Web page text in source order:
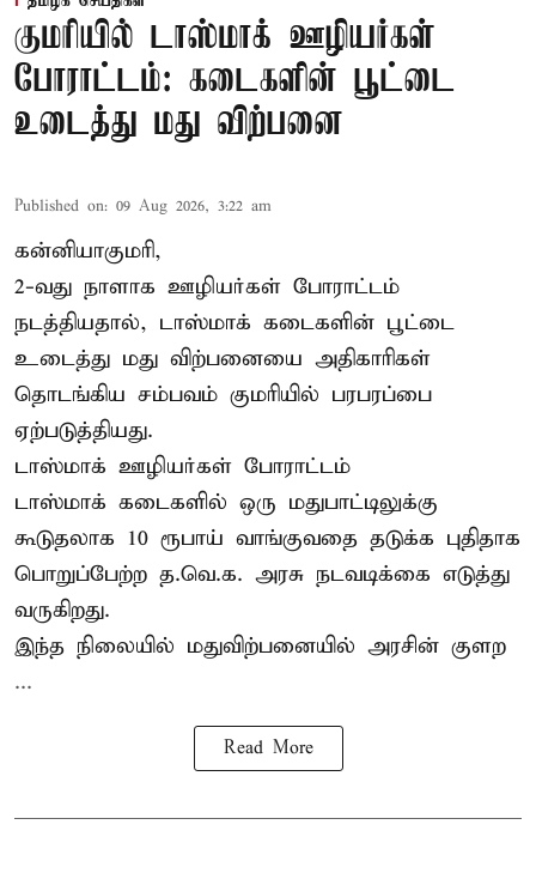
குமரியில் டாஸ்மாக் ஊழியர்கள்
போராட்டம்: கடைகளின் பூட்டை
உடைத்து மது விற்பனை
Published on: 09 Aug 2026, 3:22 am
கன்னியாகுமரி,
2-வது நாளாக ஊழியர்கள் போராட்டம்
நடத்தியதால், டாஸ்மாக் கடைகளின் பூட்டை
உடைத்து மது விற்பனையை அதிகாரிகள்
தொடங்கிய சம்பவம் குமரியில் பரபரப்பை
ஏற்படுத்தியது.
டாஸ்மாக் ஊழியர்கள் போராட்டம்
டாஸ்மாக் கடைகளில் ஒரு மதுபாட்டிலுக்கு
கூடுதலாக 10 ரூபாய் வாங்குவதை தடுக்க புதிதாக
பொறுப்பேற்ற த.வெ.க. அரசு நடவடிக்கை எடுத்து
வருகிறது.
இந்த நிலையில் மதுவிற்பனையில் அரசின் குளற
...
Read More